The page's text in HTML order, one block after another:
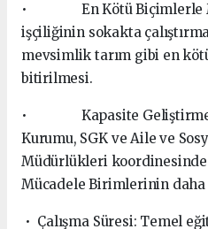
• En Kötü Biçimlerle
işçiliğinin sokakta
mevsimlik tarım gibi en
bitirilmesi.
• Kapasite Geliştirme:
Kurumu, SGK ve Aile ve
Müdürlükleri
Mücadele Birimlerinin daha
• Çalışma Süresi: Temel